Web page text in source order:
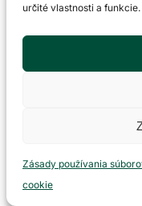
určité vlastnosti a funkcie.
Zásady používania
cookie
červená trasa
Osada)
žltá trasa č.
zelená trasa
dolina –
zelená trasa